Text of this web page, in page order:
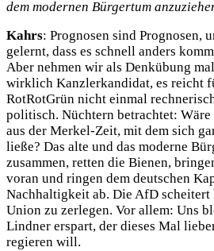
dem modernen Bürgertum
Kahrs: Prognosen sind Prognosen,
gelernt, dass es schnell anders
Aber nehmen wir als Denkübung
wirklich Kanzlerkandidat, es reicht
RotRotGrün nicht einmal
politisch. Nüchtern betrachtet: Wäre
aus der Merkel-Zeit, mit dem sich
ließe? Das alte und das moderne
zusammen, retten die Bienen,
voran und ringen dem deutschen
Nachhaltigkeit ab. Die AfD scheitert
Union zu zerlegen. Vor allem: Uns
Lindner erspart, der dieses Mal
regieren will.